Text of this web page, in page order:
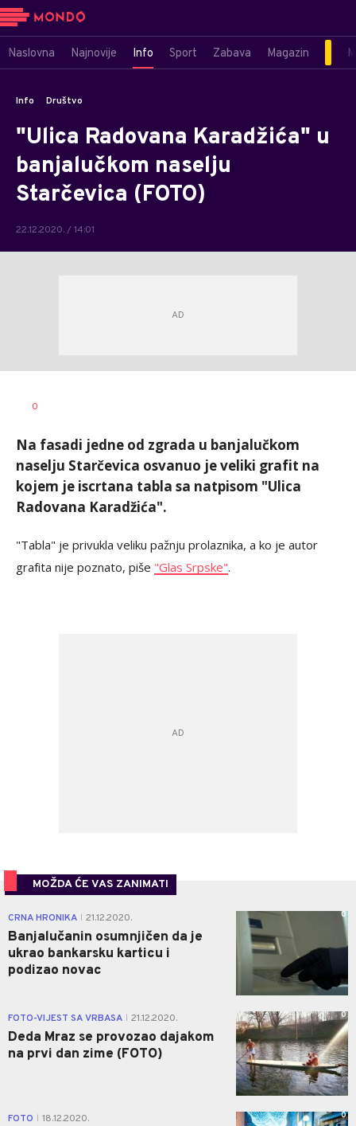
Naslovna Najnovije Info Sport Zabava Magazin
Info Društvo
"Ulica Radovana Karadžića" u
banjalučkom naselju
Starčevica (FOTO)
22.12.2020. / 14:01
AUTOR
0
Na fasadi jedne od zgrada u banjalučkom
naselju Starčevica osvanuo je veliki grafit na
kojem je iscrtana tabla sa natpisom "Ulica
Radovana Karadžića".
"Tabla" je privukla veliku pažnju prolaznika, a ko je autor
grafita nije poznato, piše "Glas Srpske".
MOŽDA ĆE VAS ZANIMATI
CRNA HRONIKA 21.12.2020.
Banjalučanin osumnjičen da je
ukrao bankarsku karticu i
podizao novac
0
FOTO-VIJEST SA VRBASA 21.12.2020.
Deda Mraz se provozao dajakom
na prvi dan zime (FOTO)
0
FOTO 18.12.2020. 0